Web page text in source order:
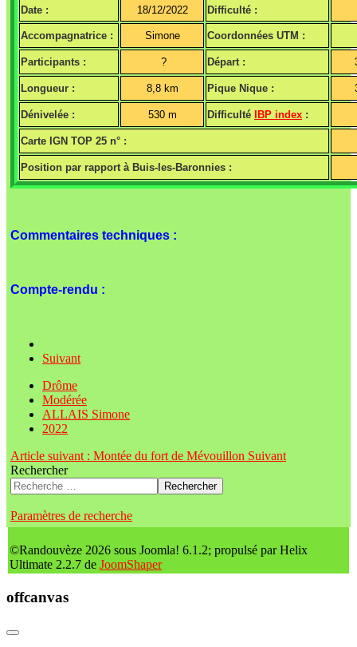
Date : 18/12/2022 Difficulté :
Accompagnatrice : Simone Coordonnées UTM :
Participants : ? Départ :
Longueur : 8,8 km Pique Nique :
Dénivelée : 530 m Difficulté IBP index :
Carte IGN TOP 25 n° :
Position par rapport à Buis-les-Baronnies :
Commentaires techniques :
Compte-rendu :
Suivant
Drôme
Modérée
ALLAIS Simone
2022
Article suivant : Montée du fort de Mévouillon Suivant
Rechercher
Rechercher
Paramètres de recherche
©Randouvèze 2026 sous Joomla! 6.1.2; propulsé par Helix
Ultimate 2.2.7 de JoomShaper
offcanvas